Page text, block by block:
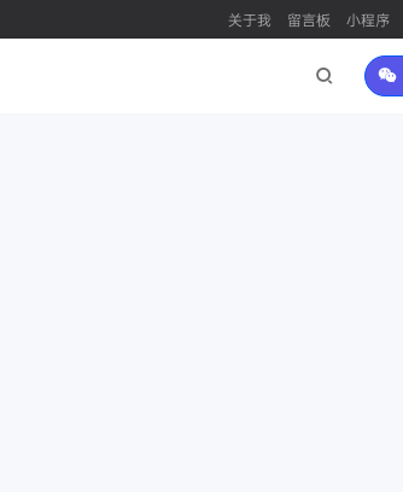
关于我 留言板 小程序